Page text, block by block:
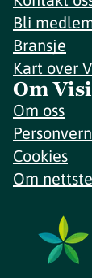
Bli
Bransje
Kart over
Om
Om oss
Cookies
Om